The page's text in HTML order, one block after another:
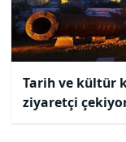
Tarih ve kültür
ziyaretçi